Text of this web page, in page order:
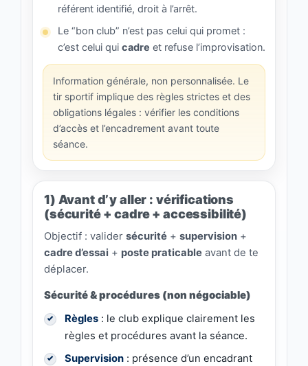
référent identifié, droit à l’arrêt.
Le “bon club” n’est pas celui qui promet :
c’est celui qui cadre et refuse l’improvisation.
Information générale, non personnalisée. Le
tir sportif implique des règles strictes et des
obligations légales : vérifier les conditions
d’accès et l’encadrement avant toute
séance.
1) Avant d’y aller : vérifications
(sécurité + cadre + accessibilité)
Objectif : valider sécurité + supervision +
cadre d’essai + poste praticable avant de te
déplacer.
Sécurité & procédures (non négociable)
Règles : le club explique clairement les
règles et procédures avant la séance.
Supervision : présence d’un encadrant